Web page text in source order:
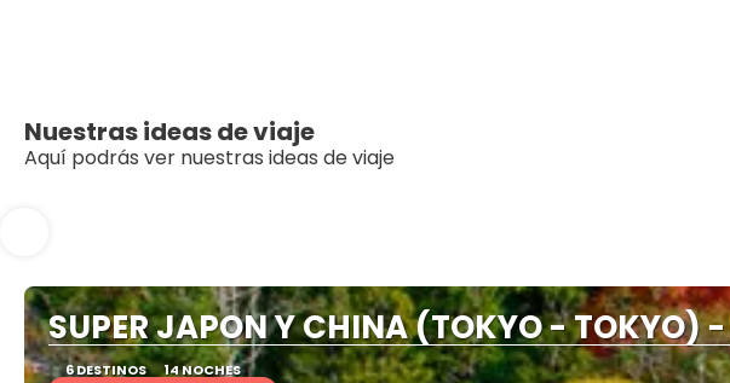
Nuestras ideas de viaje
Aquí podrás ver nuestras ideas de viaje
SUPER JAPON Y CHINA (TOKYO - TOKYO)
6 DESTINOS 14 NOCHES